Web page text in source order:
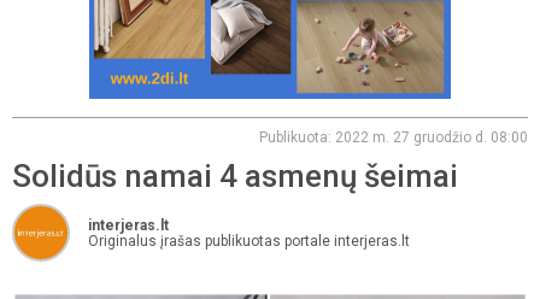
Publikuota: 2022 m. 27 gruodžio d. 08:00
Solidūs namai 4 asmenų šeimai
interjeras.lt
Originalus įrašas publikuotas portale interjeras.lt